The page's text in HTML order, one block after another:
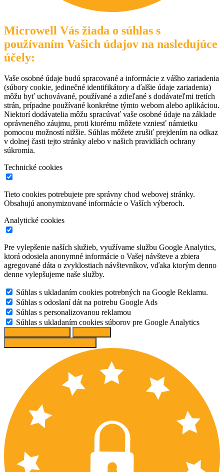
Microwell Vás žiada o súhlas s
používaním Vašich údajov na nasledujúce
účely:
Vaše osobné údaje budú spracované a informácie z vášho zariadenia
(súbory cookie, jedinečné identifikátory a ďalšie údaje zariadenia)
môžu byť uchovávané, používané a zdieľané s dodávateľmi tretích
strán, prípadne používané konkrétne týmto webom alebo aplikáciou.
Niektorí dodávatelia môžu spracúvať vaše osobné údaje na základe
oprávneného záujmu, proti ktorému môžete vzniesť námietku
pomocou možností nižšie. Súhlas môžete zrušiť prejdením na odkaz
v dolnej časti tejto stránky alebo v našich pravidlách ochrany
súkromia.
Technické cookies
Tieto cookies potrebujete pre správny chod webovej stránky.
Obsahujú anonymizované informácie o Vaších výberoch.
Analytické cookies
Pre vylepšenie naších služieb, využívame službu Google Analytics,
ktorá odosiela anonymné informácie o Vašej návšteve a zbiera
agregované dáta o zvyklostiach návštevníkov, vďaka ktorým denno
denne vylepšujeme naše služby.
Súhlas s ukladaním cookies potrebných na Google Reklamu.
Súhlas s odoslaní dát na potrebu Google Ads
Súhlas s personalizovanou reklamou
Súhlas s ukladaním cookies súborov pre Google Analytics